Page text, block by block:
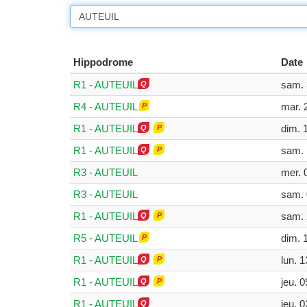
Hippodrome
Date
R1 - AUTEUIL
sam.
R4 - AUTEUIL
mar.
R1 - AUTEUIL
dim.
R1 - AUTEUIL
sam.
R3 - AUTEUIL
mer.
R3 - AUTEUIL
sam.
R1 - AUTEUIL
sam.
R5 - AUTEUIL
dim.
R1 - AUTEUIL
lun.
R1 - AUTEUIL
jeu.
R1 - AUTEUIL
jeu.